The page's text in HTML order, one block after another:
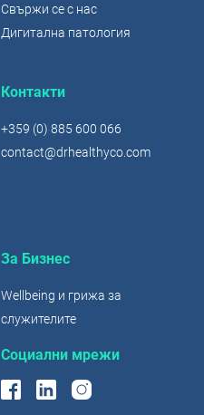
Свържи се с нас
Дигитална патология
Контакти
+359 (0) 885 600 066
contact@drhealthyco.com
За Бизнес
Wellbeing и грижа за
служителите
Социални мрежи